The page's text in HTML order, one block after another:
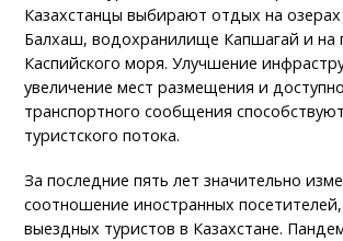
Казахстанцы выбирают отдых на озерах
Балхаш, водохранилище Капшагай и на
Каспийского моря. Улучшение
увеличение мест размещения и
транспортного сообщения
туристского потока.
За последние пять лет значительно
соотношение иностранных
выездных туристов в Казахстане.